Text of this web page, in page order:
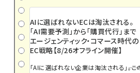
AIに選ばれないECは淘汰される。
「AI需要予測」から「購買代行」まで
エージェンティック・コマース時代の
EC戦略【8/26オフライン開催】
「AIに選ばれない企業は淘汰される」――。